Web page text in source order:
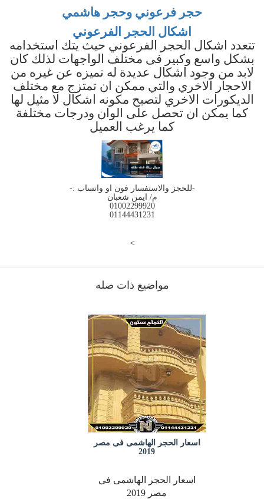
حجر فرعوني وحجر هاشمي
اشكال الحجر الفرعوني
تتعدد اشكال الحجر الفرعوني حيث يتك استخدامه
بشكل واسع وكبير فى مختلف الواجهات لذلك كان
لابد من وجود اشكال عديدة له تميزه عن غيره من
الاحجار الاخري والتي ممكن ان تمتزج مع مختلف
الديكورات الاخري لتصبح مكونه اشكال لا مثيل لها
كما يمكن ان تحصل على الوان ودرجات مختلفة
كما يرغب العميل
-للحجز والاستفسار فون او واتساب :-
م/ ايمن شعبان
01002299920
01144431231
>
مواضيع ذات صله
اسعار الحجر الهاشمى فى مصر
2019
اسعار الحجر الهاشمى فى
مصر 2019